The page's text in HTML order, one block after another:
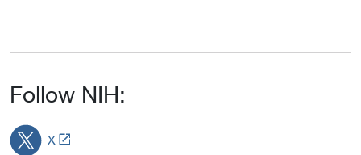
Follow NIH:
X
L
i